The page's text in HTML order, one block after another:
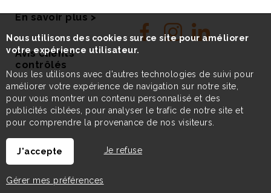
En savoir plus >
Avis clients
contrôlés
Nous utilisons des cookies sur ce site pour améliorer
votre expérience utilisateur.
Nous les utilisons avec d'autres technologies de suivi pour
améliorer votre expérience de navigation sur notre site,
pour vous montrer un contenu personnalisé et des
publicités ciblées, pour analyser le trafic de notre site et
pour comprendre la provenance de nos visiteurs.
J'accepte Je refuse
Gérer mes préférences